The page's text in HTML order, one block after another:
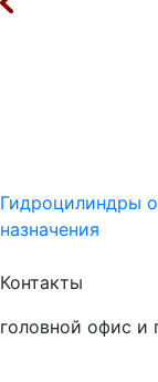
Гидроцилиндры
назначения
Контакты
головной офис и